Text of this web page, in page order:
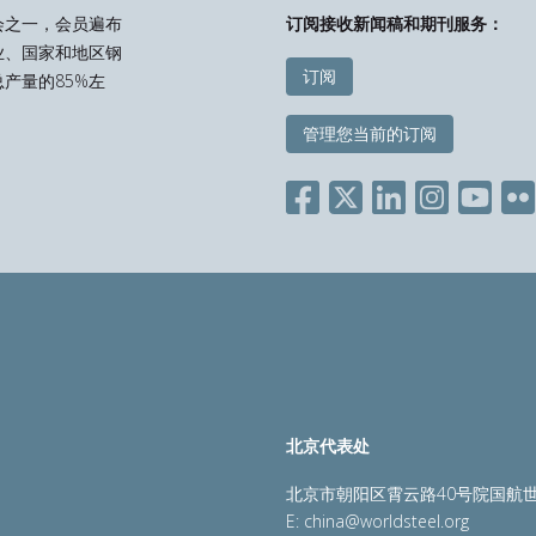
一，会员遍布
国家和地区钢
量的85%左
订阅接收新闻稿和期刊服务：
订阅
管理您当前的订阅
北京代表处
北京市朝阳区霄云路40号院国航
E: china@worldsteel.org